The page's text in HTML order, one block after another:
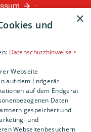
·
×
und
Datenschutzhinweise •
Webseite
auf dem Endgerät
auf dem Endgerät
Daten
gespeichert und
und
Webseitenbesuchern